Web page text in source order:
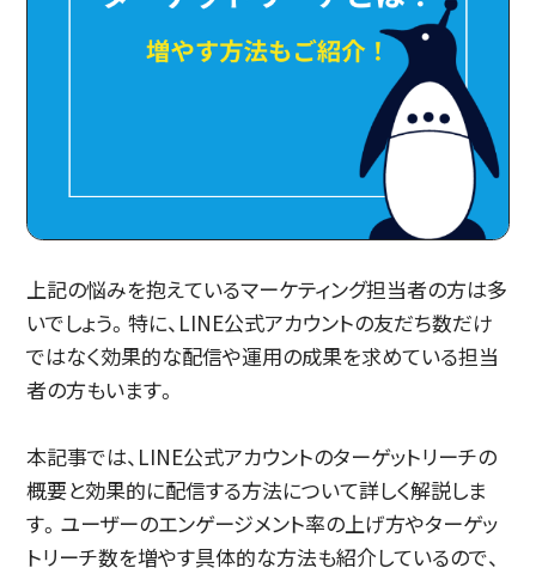
上記の悩みを抱えているマーケティング担当者の方は多
いでしょう。特に、LINE公式アカウントの友だち数だけ
ではなく効果的な配信や運用の成果を求めている担当
者の方もいます。
本記事では、LINE公式アカウントのターゲットリーチの
概要と効果的に配信する方法について詳しく解説しま
す。ユーザーのエンゲージメント率の上げ方やターゲッ
トリーチ数を増やす具体的な方法も紹介しているので、